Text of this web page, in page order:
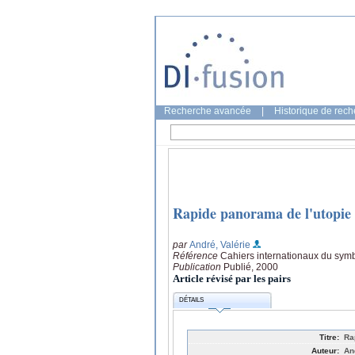
Recherche avancée Historique de
Rapide panorama de
parAndré, Valérie
Référence Cahiers internationaux du
Publication Publié, 2000
Article révisé par les pairs
DÉTAILS
Titre:
Auteur: